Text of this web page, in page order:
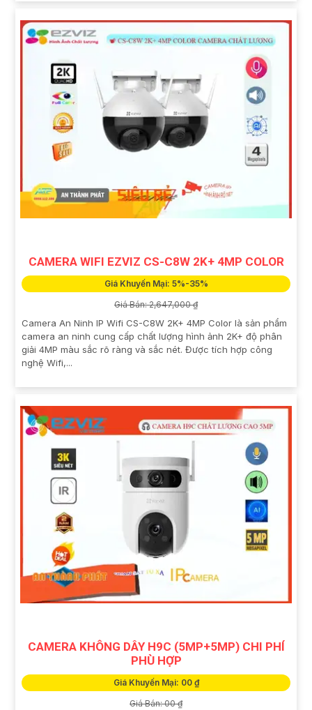
CAMERA WIFI EZVIZ CS-C8W 2K+ 4MP COLOR
Giá Khuyến Mại: 5%-35%
Giá Bán: 2,647,000 ₫
Camera An Ninh IP Wifi CS-C8W 2K+ 4MP Color là sản phẩm
camera an ninh cung cấp chất lượng hình ảnh 2K+ độ phân
giải 4MP màu sắc rõ ràng và sắc nét. Được tích hợp công
nghệ Wifi,...
CAMERA KHÔNG DÂY H9C (5MP+5MP) CHI PHÍ
PHÙ HỢP
Giá Khuyến Mại: 00 ₫
Giá Bán: 00 ₫